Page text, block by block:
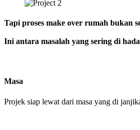
Tapi proses make over rumah bukan
Ini antara masalah yang sering di
Masa
Projek siap lewat dari masa yang di